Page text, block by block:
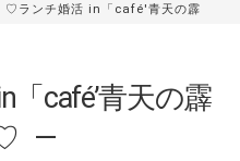
♡ランチ婚活 in「café'青天の霹
café’青天の霹